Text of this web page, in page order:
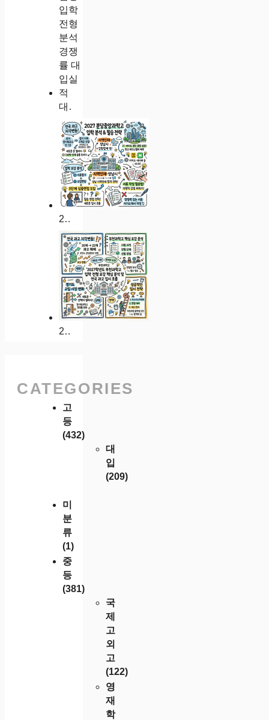
대전동신과학고 2027학년도 신입생 입학 전형 분석 경쟁률 대입실적
2027학년도 분당중앙과학고 입학 전형 요강 분석 및 성남 지역인재 합격 전략
2027학년도 부천과학고 입학 전형 요강 핵심 분석 및 전국 과고 입시 흐름
CATEGORIES
고
등
(432)
대
입
(209)
미
분
류
(1)
중
등
(381)
국
제
고
외
고
(122)
영
재
학